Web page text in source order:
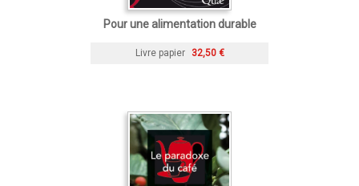
Pour une alimentation durable
Livre papier 32,50 €